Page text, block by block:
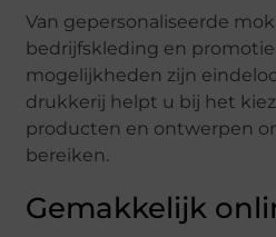
Van gepersonaliseerde
bedrijfskleding en
mogelijkheden zijn
drukkerij helpt u bij het
producten en ontwerpen
bereiken.
Gemakkelijk